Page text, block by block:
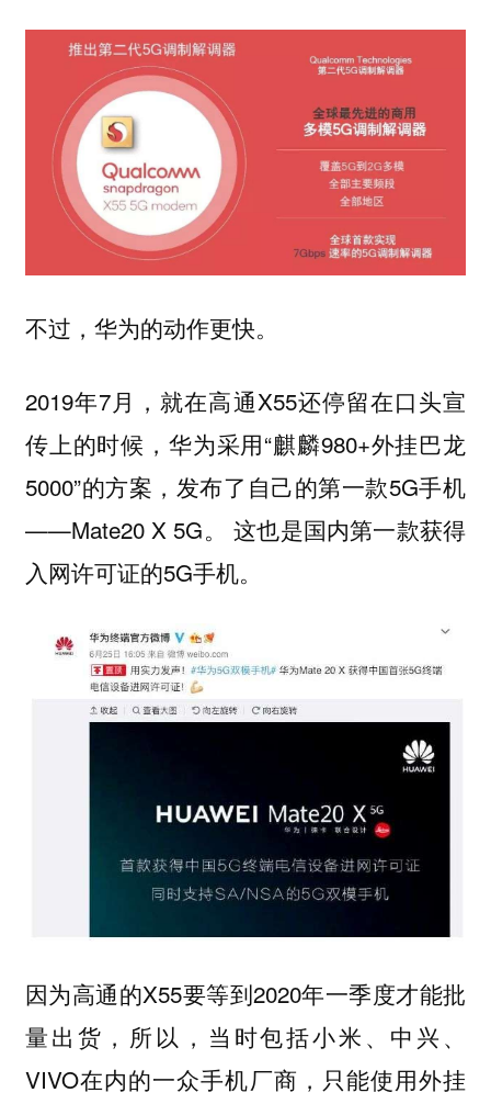
不过，华为的动作更快。
2019年7月，就在高通X55还停留在口头宣
传上的时候，华为采用“麒麟980+外挂巴龙
5000”的方案，发布了自己的第一款5G手机
——Mate20 X 5G。 这也是国内第一款获得
入网许可证的5G手机。
因为高通的X55要等到2020年一季度才能批
量出货，所以，当时包括小米、中兴、
VIVO在内的一众手机厂商，只能使用外挂